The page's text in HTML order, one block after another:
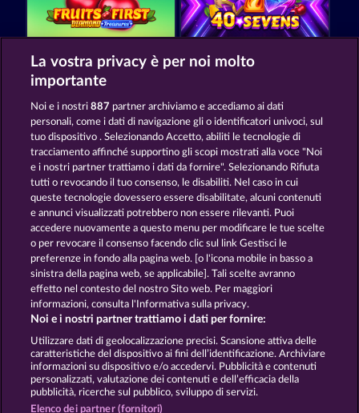
Fruits First Diamond Treasures 40 Sevens Diamond Treasures
Royal Seven Ultra Tower of Power
Termini e condizioni
Informativa sulla privacy e cookies
Note legali Società FAQ
Invia richiesta di recesso
La vostra privacy è per noi molto
importante
Noi e i nostri887 partner archiviamo e accediamo ai dati
personali, come i dati di navigazione gli o identificatori univoci, sul
tuo dispositivo . Selezionando Accetto, abiliti le tecnologie di
tracciamento affinché supportino gli scopi mostrati alla voce "Noi
e i nostri partner trattiamo i dati da fornire". Selezionando Rifiuta
tutti o revocando il tuo consenso, le disabiliti. Nel caso in cui
queste tecnologie dovessero essere disabilitate, alcuni contenuti
e annunci visualizzati potrebbero non essere rilevanti. Puoi
accedere nuovamente a questo menu per modificare le tue scelte
o per revocare il consenso facendo clic sul link Gestisci le
preferenze in fondo alla pagina web. [o l'icona mobile in basso a
sinistra della pagina web, se applicabile]. Tali scelte avranno
effetto nel contesto del nostro Sito web. Per maggiori
informazioni, consulta l'Informativa sulla privacy.
Noi e i nostri partner trattiamo i dati per fornire:
Utilizzare dati di geolocalizzazione precisi. Scansione attiva delle
caratteristiche del dispositivo ai fini dell’identificazione. Archiviare
informazioni su dispositivo e/o accedervi. Pubblicità e contenuti
personalizzati, valutazione dei contenuti e dell’efficacia della
pubblicità, ricerche sul pubblico, sviluppo di servizi.
Elenco dei partner (fornitori)